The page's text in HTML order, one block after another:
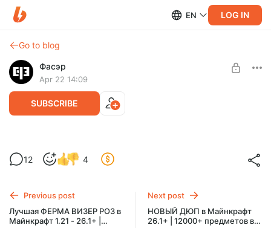
EN LOG IN
Go to blog
Фасэр
Apr 22 14:09
SUBSCRIBE
ФЕРМА ЖЕЛЕЗА на ПОРТАЛАХ в
Майнкрафт 1.21.6 - 26.1+ | 3700+
Level required:
SUBSCRIBE
12 4
Previous post
Лучшая ФЕРМА ВИЗЕР РОЗ в
Майнкрафт 1.21 - 26.1+ |
Next post
НОВЫЙ ДЮП в Майнкрафт
26.1+ | 12000+ предметов в